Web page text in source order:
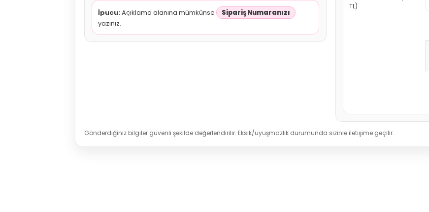
İpucu:Açıklama alanına mümkünse
Sipariş Numaranızı
yazınız.
TL)
Gönderdiğiniz bilgiler güvenli şekilde değerlendirilir. Eksik/uyuşmazlık durumunda sizinle iletişime geçilir.